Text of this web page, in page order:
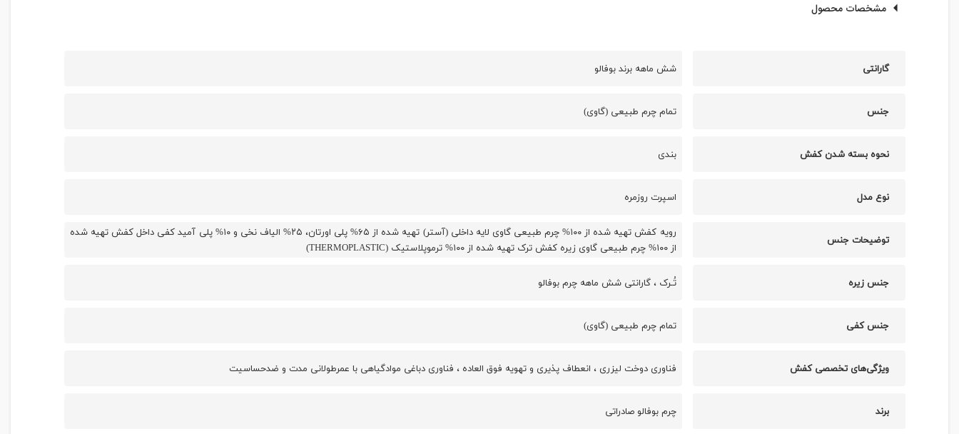
مشخصات محصول
گارانتی شش ماهه برند بوفالو
جنس تمام چرم طبیعی (گاوی)
نحوه بسته شدن کفش بندی
نوع مدل اسپرت روزمره
توضیحات جنس
رویه کفش تهیه شده از ۱۰۰% چرم طبیعی گاوی لایه داخلی (آستر) تهیه شده از ۶۵% پلی اورتان، ۲۵% الیاف نخی و ۱۰% پلی آمید کفی داخل کفش تهیه شده
از ۱۰۰% چرم طبیعی گاوی زیره کفش ترک تهیه شده از ۱۰۰% ترموپلاستیک (THERMOPLASTIC)
جنس زیره تُـرک ، گارانتی شش ماهه چرم بوفالو
جنس کفی تمام چرم طبیعی (گاوی)
ویژگی‌های تخصصی کفش فناوری دوخت لیزری ، انعطاف پذیری و تهویه فوق العاده ، فناوری دباغی موادگیاهی با عمرطولانی مدت و ضدحساسیت
برند چرم بوفالو صادراتی